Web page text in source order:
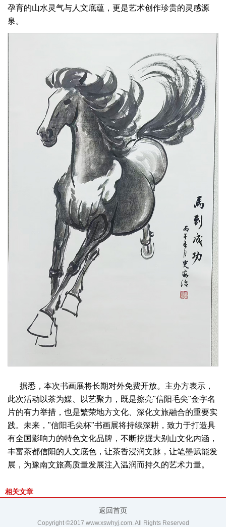
孕育的山水灵气与人文底蕴，更是艺术创作珍贵的灵感源
泉。
据悉，本次书画展将长期对外免费开放。主办方表示，
此次活动以茶为媒、以艺聚力，既是擦亮"信阳毛尖"金字名
片的有力举措，也是繁荣地方文化、深化文旅融合的重要实
践。未来，"信阳毛尖杯"书画展将持续深耕，致力于打造具
有全国影响力的特色文化品牌，不断挖掘大别山文化内涵，
丰富茶都信阳的人文底色，让茶香浸润文脉，让笔墨赋能发
展，为豫南文旅高质量发展注入温润而持久的艺术力量。
相关文章
返回首页
Copyright ©2017 www.xswhyj.com. All Rights Reserved